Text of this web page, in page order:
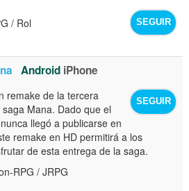
SEGUIR
/ Rol
Android iPhone
SEGUIR
remake de la tercera
Mana. Dado que el
llegó a publicarse en
remake en HD permitirá a los
de esta entrega de la saga.
RPG / JRPG